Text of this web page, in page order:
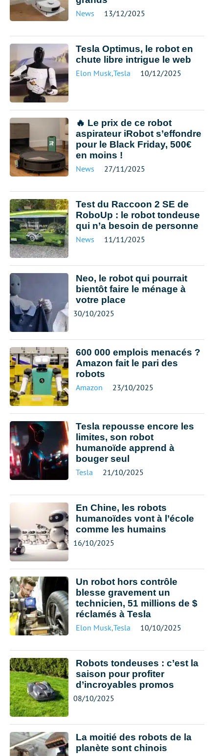
News 13/12/2025
Tesla Optimus, le robot en
chute libre intrigue le web
Elon Musk,Tesla 10/12/2025
🔥 Le prix de ce robot
aspirateur iRobot s’effondre
pour le Black Friday, 500€
en moins !
News 27/11/2025
Test du Raccoon 2 SE de
RoboUp : le robot tondeuse
qui n’a besoin de personne
News 11/11/2025
Neo, le robot qui pourrait
bientôt faire le ménage à
votre place
30/10/2025
600 000 emplois menacés ?
Amazon fait le pari des
robots
Amazon 23/10/2025
Tesla repousse encore les
limites, son robot
humanoïde apprend à
bouger seul
Tesla 21/10/2025
En Chine, les robots
humanoïdes vont à l’école
comme les humains
16/10/2025
Un robot hors contrôle
blesse gravement un
technicien, 51 millions de $
réclamés à Tesla
Elon Musk,Tesla 10/10/2025
Robots tondeuses : c’est la
saison pour profiter
d’incroyables promos
08/10/2025
La moitié des robots de la
planète sont chinois